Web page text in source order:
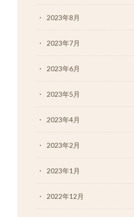
2023年8月
2023年7月
2023年6月
2023年5月
2023年4月
2023年2月
2023年1月
2022年12月